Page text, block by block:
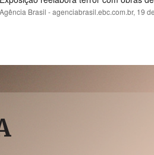
Agência Brasil - agenciabrasil.ebc.com.br, 19